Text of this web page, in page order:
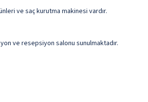
ve saç kurutma makinesi vardır.
ve resepsiyon salonu sunulmaktadır.